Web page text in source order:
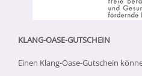
KLANG-OASE-GUTSCHEIN
Einen Klang-Oase-Gutschein